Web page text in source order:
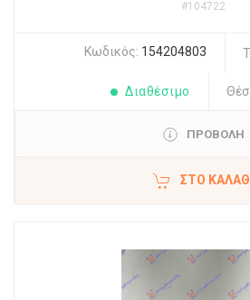
#104722
Κωδικός: 154204803
Διαθέσιμο
ΠΡΟΒΟΛΗ
ΣΤΟ ΚΑΛΆΘΙ